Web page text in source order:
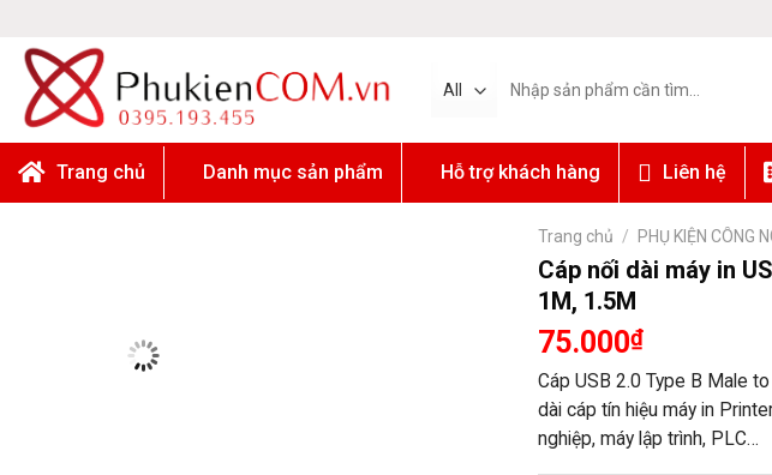
content
kiếm:
Trang chủ Danh mục sản phẩm Hỗ trợ khách hàng Liên hệ
Trang chủ / PHỤ KIỆN CÔNG
Cáp nối dài máy in
1M, 1.5M
75.000₫
Cáp USB 2.0 Type B Male
dài cáp tín hiệu máy in
nghiệp, máy lập trình, PLC…